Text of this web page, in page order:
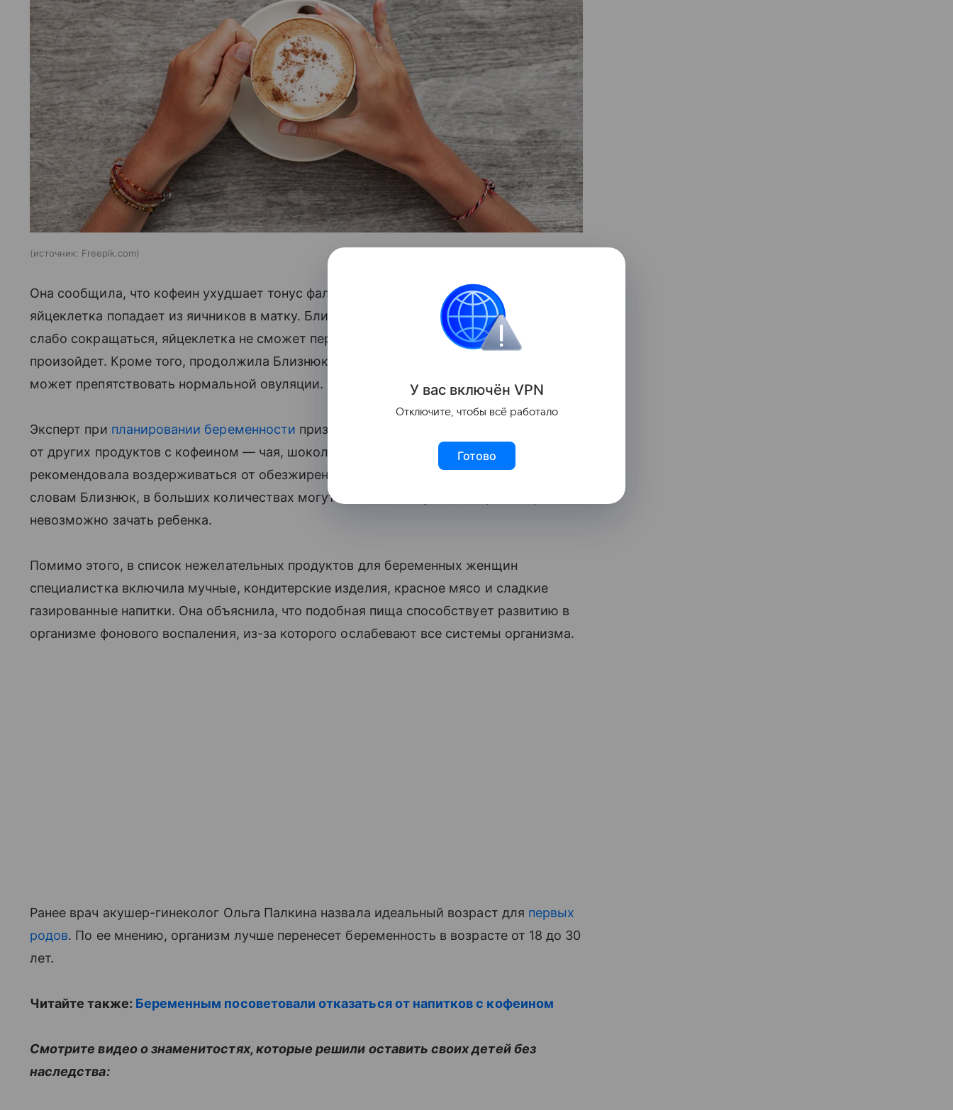
источник: Freepik.com
Она сообщила, что кофеин ухудшает тонус фaллoпиевых труб, через которые
яйцеклетка попадает из яичников в матку. Близнюк объяснила, если мышцы будут
слабо сокращаться, яйцеклетка не сможет передвигаться, и оплодотворение не
произойдет. Кроме того, продолжила Близнюк, кофеин влияет на гормональный фон и
может препятствовать нормальной овуляции.
Эксперт при планировании беременности призвала отказаться не только от кофе, но и
от других продуктов с кофеином — чая, шоколада или какао. Также она
рекомендовала воздерживаться от обезжиренных молочных продуктов. Они, по
словам Близнюк, в больших количествах могут вызвать ановуляцию, при которой
невозможно зачать ребенка.
Помимо этого, в список нежелательных продуктов для беременных женщин
специалистка включила мучные, кондитерские изделия, красное мясо и сладкие
газированные напитки. Она объяснила, что подобная пища способствует развитию в
организме фонового воспаления, из-за которого ослабевают все системы организма.
Ранее врач акушер-гинеколог Ольга Палкина назвала идеальный возраст для первых
родов. По ее мнению, организм лучше перенесет беременность в возрасте от 18 до 30
лет.
Читайте также: Беременным посоветовали отказаться от напитков с кофеином
Смотрите видео о знаменитостях, которые решили оставить своих детей без
наследства:
У вас включён VPN
Отключите, чтобы всё работало
Готово